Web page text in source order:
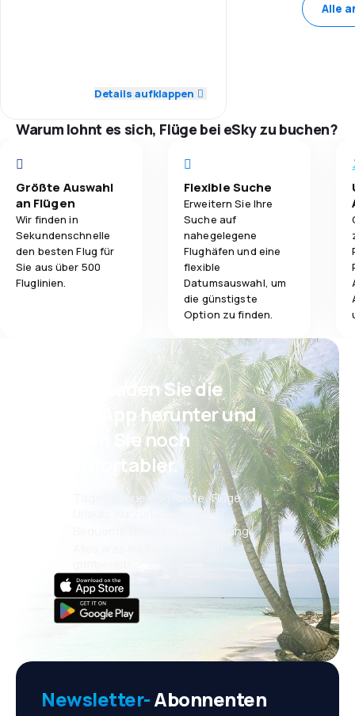
3,0
Verpflegung
Gepäckbeförderung 4,0
Verpflegung 2,0
Details aufklappen
Alle
Warum lohnt es sich, Flüge bei eSky zu buchen?
Größte Auswahl
an Flügen
Wir finden in
Sekundenschnelle
den besten Flug für
Sie aus über 500
Fluglinien.
Flexible Suche
Erweitern Sie Ihre
Suche auf
nahegelegene
Flughäfen und eine
flexible
Datumsauswahl, um
die günstigste
Option zu finden.
Psst! Laden Sie die
eSky App herunter und
reisen Sie noch
komfortabler.
Täglich neue Angebote: Flüge,
Bequeme Buchungsverwaltung
Newsletter-Abonnenten